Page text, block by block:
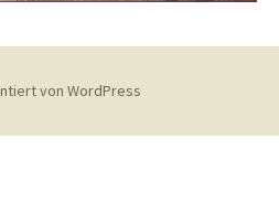
von WordPress